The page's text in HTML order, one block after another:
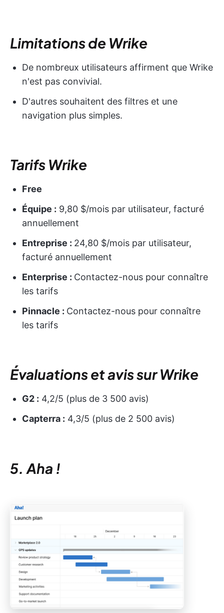
Limitations de Wrike
De nombreux utilisateurs affirment que Wrike
n'est pas convivial.
D'autres souhaitent des filtres et une
navigation plus simples.
Tarifs Wrike
Free
Équipe : 9,80 $/mois par utilisateur, facturé
annuellement
Entreprise : 24,80 $/mois par utilisateur,
facturé annuellement
Enterprise : Contactez-nous pour connaître
les tarifs
Pinnacle : Contactez-nous pour connaître
les tarifs
Évaluations et avis sur Wrike
G2 : 4,2/5 (plus de 3 500 avis)
Capterra : 4,3/5 (plus de 2 500 avis)
5. Aha !